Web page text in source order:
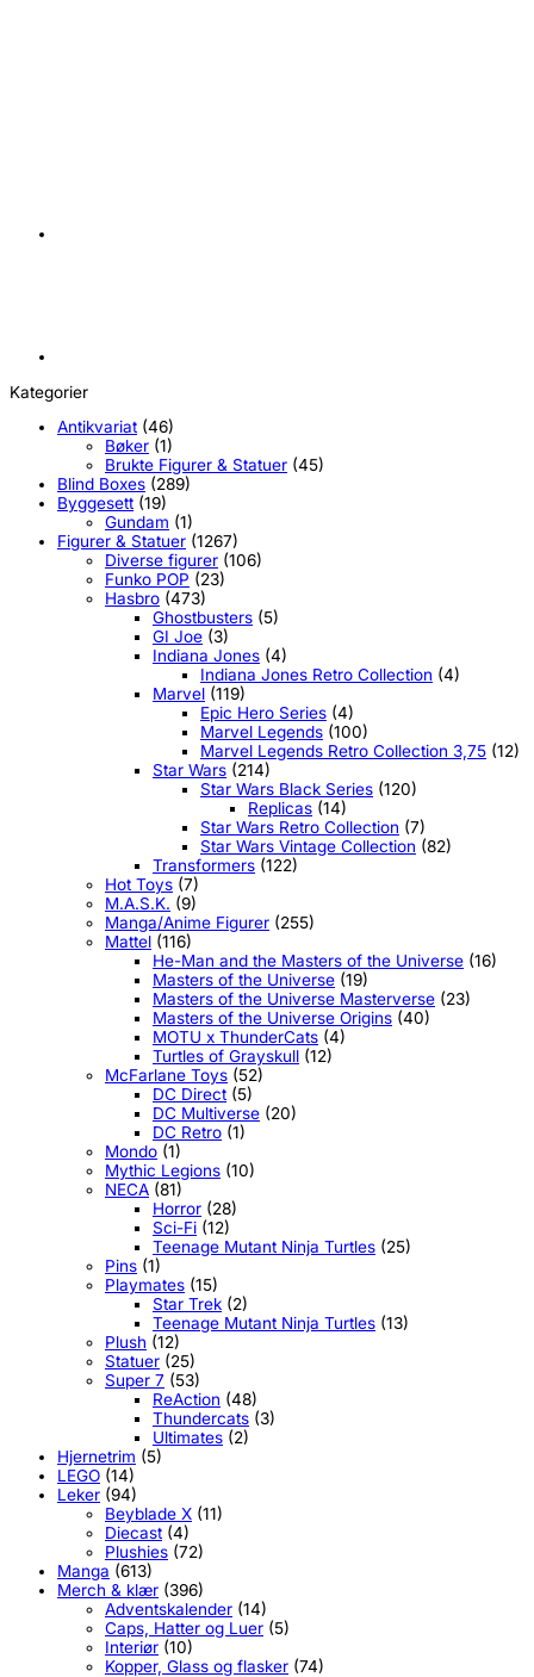
Kategorier
Antikvariat (46)
Bøker (1)
Brukte Figurer & Statuer (45)
Blind Boxes (289)
Byggesett (19)
Gundam (1)
Figurer & Statuer (1267)
Diverse figurer (106)
Funko POP (23)
Hasbro (473)
Ghostbusters (5)
GI Joe (3)
Indiana Jones (4)
Indiana Jones Retro Collection (4)
Marvel (119)
Epic Hero Series (4)
Marvel Legends (100)
Marvel Legends Retro Collection 3,75 (12)
Star Wars (214)
Star Wars Black Series (120)
Replicas (14)
Star Wars Retro Collection (7)
Star Wars Vintage Collection (82)
Transformers (122)
Hot Toys (7)
M.A.S.K. (9)
Manga/Anime Figurer (255)
Mattel (116)
He-Man and the Masters of the Universe (16)
Masters of the Universe (19)
Masters of the Universe Masterverse (23)
Masters of the Universe Origins (40)
MOTU x ThunderCats (4)
Turtles of Grayskull (12)
McFarlane Toys (52)
DC Direct (5)
DC Multiverse (20)
DC Retro (1)
Mondo (1)
Mythic Legions (10)
NECA (81)
Horror (28)
Sci-Fi (12)
Teenage Mutant Ninja Turtles (25)
Pins (1)
Playmates (15)
Star Trek (2)
Teenage Mutant Ninja Turtles (13)
Plush (12)
Statuer (25)
Super 7 (53)
ReAction (48)
Thundercats (3)
Ultimates (2)
Hjernetrim (5)
LEGO (14)
Leker (94)
Beyblade X (11)
Diecast (4)
Plushies (72)
Manga (613)
Merch & klær (396)
Adventskalender (14)
Caps, Hatter og Luer (5)
Interiør (10)
Kopper, Glass og flasker (74)